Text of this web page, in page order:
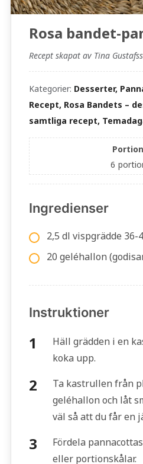
Rosa bandet-
Recept skapat av Tina
Kategorier: Desserter,
Recept, Rosa Bandets –
samtliga recept,
6
Ingredienser
2,5 dl vispgrädde 36-
20 geléhallon
Instruktioner
Häll grädden i en
koka upp.
Ta kastrullen från
geléhallon och låt
väl så att du får en
Fördela
eller portionskålar.